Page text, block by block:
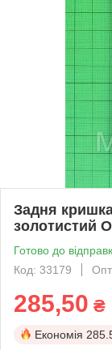
Задня
золотистий
Готово до
Код: 33179
Опт
285,50 ₴
Економія